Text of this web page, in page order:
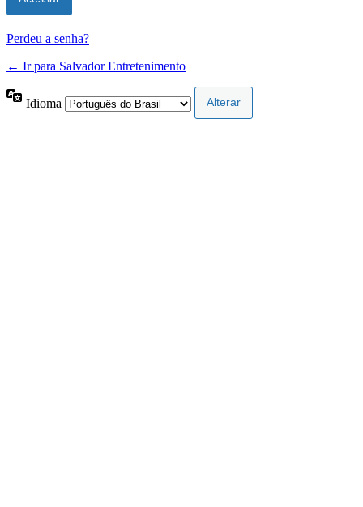
Perdeu a senha?
← Ir para Salvador Entretenimento
Idioma